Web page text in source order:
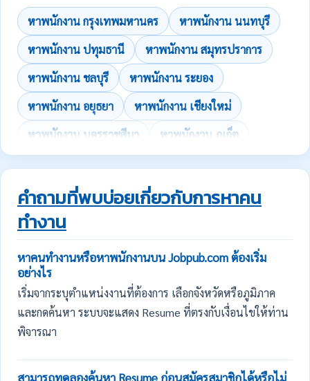
หาพนักงาน กรุงเทพมหานคร
หาพนักงาน นนทบุรี
หาพนักงาน ปทุมธานี
หาพนักงาน สมุทรปราการ
หาพนักงาน ชลบุรี
หาพนักงาน ระยอง
หาพนักงาน อยุธยา
หาพนักงาน เชียงใหม่
หาพนักงาน นครราชสีมา
หาพนักงาน ภูเก็ต
คำถามที่พบบ่อยเกี่ยวกับการหาคน
ทำงาน
หาคนทำงานหรือหาพนักงานบน Jobpub.com ต้องเริ่ม
อย่างไร
เริ่มจากระบุตำแหน่งงานที่ต้องการ เลือกจังหวัดหรือภูมิภาค
และกดค้นหา ระบบจะแสดง Resume ที่ตรงกับเงื่อนไขให้ท่าน
พิจารณา
สามารถทดลองค้นหา Resume ก่อนสมัครสมาชิกได้หรือไม่